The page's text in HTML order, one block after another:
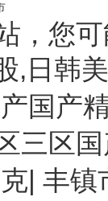
，您
,日韩
国产
三区
| 丰镇